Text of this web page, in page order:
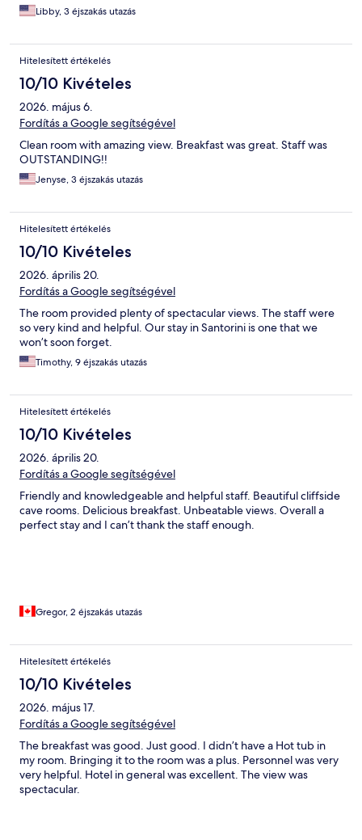
Libby, 3 éjszakás utazás
Hitelesített értékelés
10/10 Kivételes
2026. május 6.
Fordítás a Google segítségével
Clean room with amazing view. Breakfast was great. Staff was
OUTSTANDING!!
Jenyse, 3 éjszakás utazás
Hitelesített értékelés
10/10 Kivételes
2026. április 20.
Fordítás a Google segítségével
The room provided plenty of spectacular views. The staff were
so very kind and helpful. Our stay in Santorini is one that we
won’t soon forget.
Timothy, 9 éjszakás utazás
Hitelesített értékelés
10/10 Kivételes
2026. április 20.
Fordítás a Google segítségével
Friendly and knowledgeable and helpful staff. Beautiful cliffside
cave rooms. Delicious breakfast. Unbeatable views. Overall a
perfect stay and I can’t thank the staff enough.
Gregor, 2 éjszakás utazás
Hitelesített értékelés
10/10 Kivételes
2026. május 17.
Fordítás a Google segítségével
The breakfast was good. Just good. I didn’t have a Hot tub in
my room. Bringing it to the room was a plus. Personnel was very
very helpful. Hotel in general was excellent. The view was
spectacular.